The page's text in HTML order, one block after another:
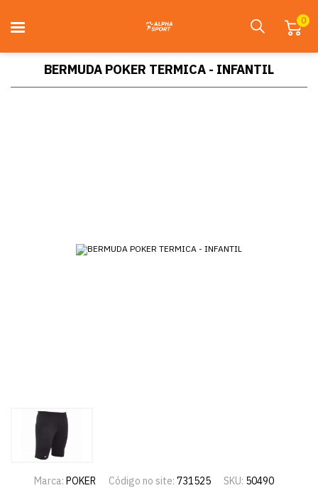
0
BERMUDA POKER TERMICA - INFANTIL
Marca: POKER Código no site: 731525 SKU: 50490